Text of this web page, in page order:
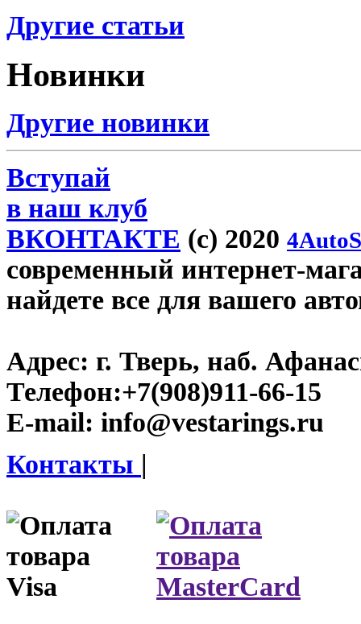
Другие статьи
Новинки
Другие новинки
Вступай
в наш клуб
ВКОНТАКТЕ (c) 2020
современный интернет-
найдете все для вашего
Адрес: г. Тверь, наб.
Телефон:+7(908)911-66-15
E-mail: info@vestarings.ru
Контакты |